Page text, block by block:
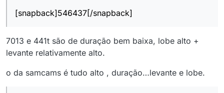
[snapback]546437[/snapback]
7013 e 441t são de duração bem baixa, lobe alto +
levante relativamente alto.
o da samcams é tudo alto , duração…levante e lobe.